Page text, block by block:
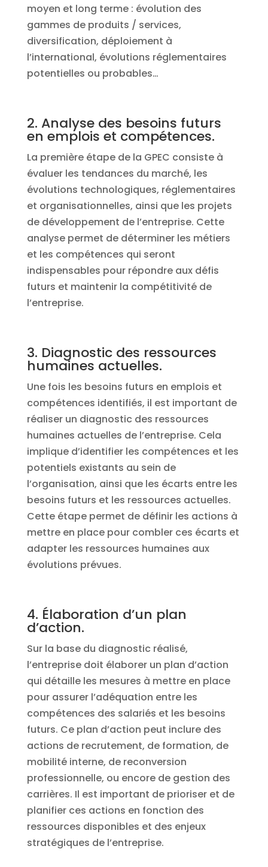
moyen et long terme : évolution des
gammes de produits / services,
diversification, déploiement à
l’international, évolutions réglementaires
potentielles ou probables…
2. Analyse des besoins futurs
en emplois et compétences.
La première étape de la GPEC consiste à
évaluer les tendances du marché, les
évolutions technologiques, réglementaires
et organisationnelles, ainsi que les projets
de développement de l’entreprise. Cette
analyse permet de déterminer les métiers
et les compétences qui seront
indispensables pour répondre aux défis
futurs et maintenir la compétitivité de
l’entreprise.
3. Diagnostic des ressources
humaines actuelles.
Une fois les besoins futurs en emplois et
compétences identifiés, il est important de
réaliser un diagnostic des ressources
humaines actuelles de l’entreprise. Cela
implique d’identifier les compétences et les
potentiels existants au sein de
l’organisation, ainsi que les écarts entre les
besoins futurs et les ressources actuelles.
Cette étape permet de définir les actions à
mettre en place pour combler ces écarts et
adapter les ressources humaines aux
évolutions prévues.
4. Élaboration d’un plan
d’action.
Sur la base du diagnostic réalisé,
l’entreprise doit élaborer un plan d’action
qui détaille les mesures à mettre en place
pour assurer l’adéquation entre les
compétences des salariés et les besoins
futurs. Ce plan d’action peut inclure des
actions de recrutement, de formation, de
mobilité interne, de reconversion
professionnelle, ou encore de gestion des
carrières. Il est important de prioriser et de
planifier ces actions en fonction des
ressources disponibles et des enjeux
stratégiques de l’entreprise.